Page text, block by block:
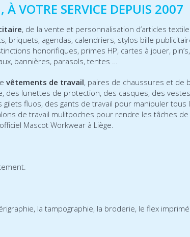
VOTRE SERVICE DEPUIS 2007
, de la vente et personnalisation d’articles
briquets, agendas, calendriers, stylos bille
honorifiques, primes HP, cartes à jouer,
bannières, parasols, tentes …
vêtements de travail, paires de chaussures et de
lunettes de protection, des casques, des
fluos, des gants de travail pour manipuler tous
de travail mulitpoches pour rendre les tâches
Mascot Workwear à Liège.
la tampographie, la broderie, le flex